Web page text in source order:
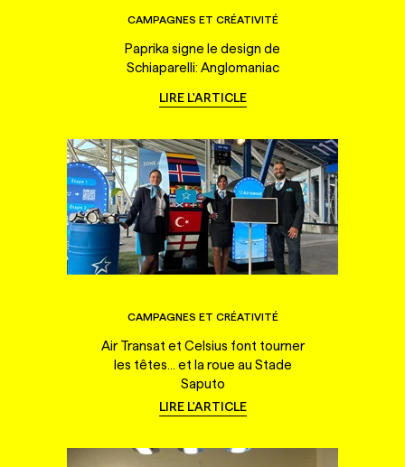
CAMPAGNES ET CRÉATIVITÉ
Paprika signe le design de
Schiaparelli: Anglomaniac
LIRE L'ARTICLE
CAMPAGNES ET CRÉATIVITÉ
Air Transat et Celsius font tourner
les têtes... et la roue au Stade
Saputo
LIRE L'ARTICLE